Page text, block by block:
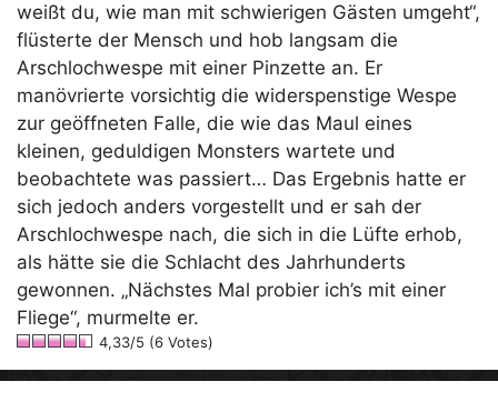
weißt du, wie man mit schwierigen Gästen umgeht“,
flüsterte der Mensch und hob langsam die
Arschlochwespe mit einer Pinzette an. Er
manövrierte vorsichtig die widerspenstige Wespe
zur geöffneten Falle, die wie das Maul eines
kleinen, geduldigen Monsters wartete und
beobachtete was passiert… Das Ergebnis hatte er
sich jedoch anders vorgestellt und er sah der
Arschlochwespe nach, die sich in die Lüfte erhob,
als hätte sie die Schlacht des Jahrhunderts
gewonnen. „Nächstes Mal probier ich’s mit einer
Fliege“, murmelte er.
4,33/5 (6 Votes)